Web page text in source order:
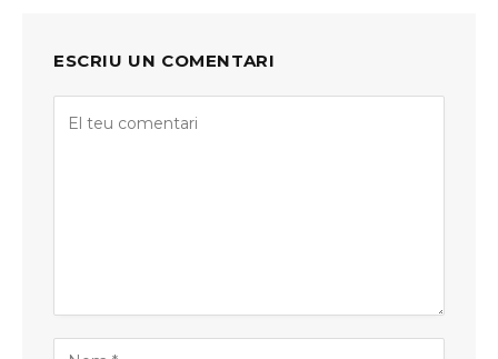
ESCRIU UN COMENTARI